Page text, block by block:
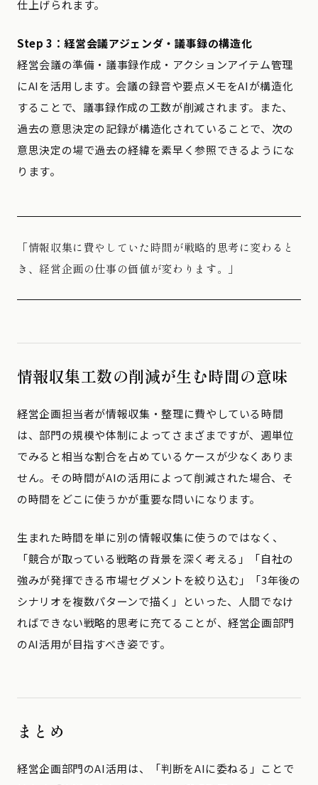
仕上げられます。
Step 3：経営会議アジェンダ・議事録の構造化
経営会議の準備・議事録作成・アクションアイテム管理
にAIを活用します。会議の録音や要点メモをAIが構造化
することで、議事録作成の工数が削減されます。また、
過去の意思決定の記録が構造化されていることで、次の
意思決定の場で過去の経緯を素早く参照できるようにな
ります。
「情報収集に費やしていた時間が戦略的思考に変わると
き、経営企画の仕事の価値が変わります。」
情報収集工数の削減が生む時間の意味
経営企画担当者が情報収集・整理に費やしている時間
は、部門の規模や体制によってさまざまですが、週単位
でみると相当な割合を占めているケースが少なくありま
せん。その時間がAIの活用によって削減された場合、そ
の時間をどこに使うかが重要な問いになります。
生まれた時間を単に別の情報収集に使うのではなく、
「競合が取っている戦略の背景を深く考える」「自社の
強みが発揮できる市場セグメントを絞り込む」「3年後の
シナリオを複数パターンで描く」といった、人間でなけ
ればできない戦略的思考に充てることが、経営企画部門
のAI活用が目指すべき姿です。
まとめ
経営企画部門のAI活用は、「判断をAIに委ねる」ことで